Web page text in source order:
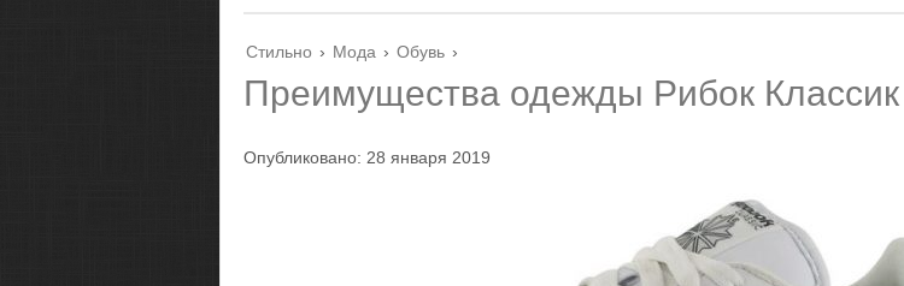
Стильно › Мода › Обувь ›
Преимущества одежды Рибок Классик
Опубликовано: 28 января 2019